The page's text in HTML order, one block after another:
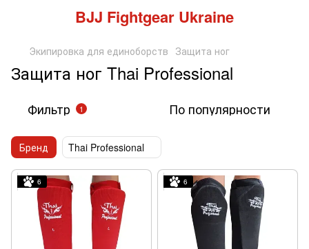
BJJ Fightgear Ukraine
Экипировка для единоборств Защита ног
Защита ног Thai Professional
Фильтр 1 По популярности
Бренд Thai Professional
6 6